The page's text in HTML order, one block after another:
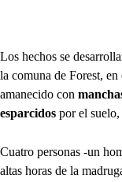
Los hechos se
la comuna de Forest,
amanecido con
esparcidos por el
Cuatro personas -un
altas horas de la